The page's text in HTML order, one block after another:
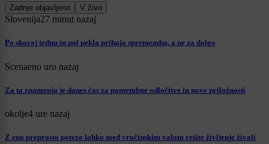
Zadnje objavljeno V živo
Slovenija27 minut nazaj
Po skoraj tednu in pol pekla prihaja sprememba, a ne za dolgo
Scenaeno uro nazaj
Za ta znamenja je danes čas za pomembne odločitve in nove priložnosti
okolje4 ure nazaj
Z eno preprosto potezo lahko med vročinskim valom rešite življenje živali